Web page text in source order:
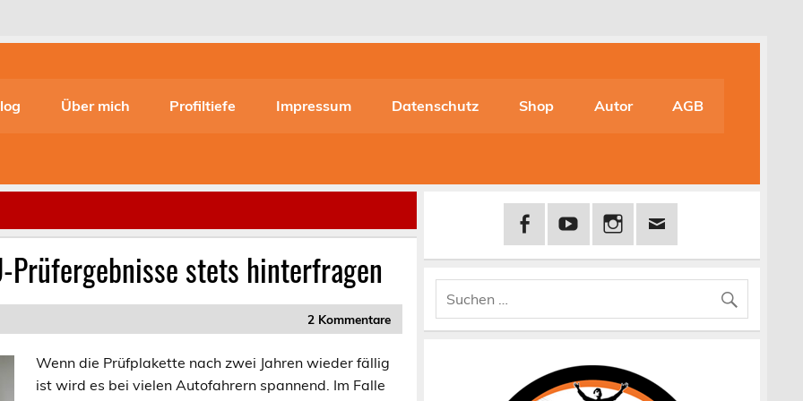
Über mich Profiltiefe Impressum Datenschutz Shop Autor AGB
stets hinterfragen
2 Kommentare
Wenn die Prüfplakette nach zwei Jahren wieder fällig
ist wird es bei vielen Autofahrern spannend. Im Falle